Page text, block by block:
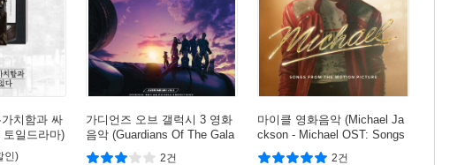
치함과 싸
일드라마)
인)
가디언즈 오브 갤럭시 3 영화
음악 (Guardians Of The Gala
xy Vol. 3: Awesome Mix Vol.
2건
마이클 영화음악 (Michael Ja
ckson - Michael OST: Songs
From the Motion Picture) [블
2건